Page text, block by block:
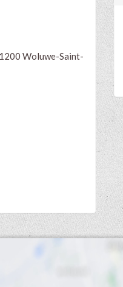
Woluwe-Saint-